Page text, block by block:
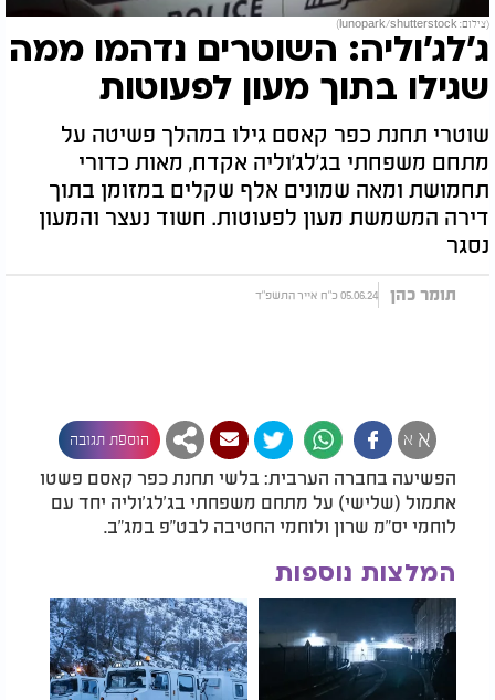
(צילום: lunopark/shutterstock)
ג'לג'וליה: השוטרים נדהמו ממה
שגילו בתוך מעון לפעוטות
שוטרי תחנת כפר קאסם גילו במהלך פשיטה על
מתחם משפחתי בג'לג'וליה אקדח, מאות כדורי
תחמושת ומאה שמונים אלף שקלים במזומן בתוך
דירה המשמשת מעון לפעוטות. חשוד נעצר והמעון
נסגר
תומר כהן 05.06.24 כ"ח אייר התשפ"ד
א א הוספת תגובה
הפשיעה בחברה הערבית: בלשי תחנת כפר קאסם פשטו
אתמול (שלישי) על מתחם משפחתי בג'לג'וליה יחד עם
לוחמי יס"מ שרון ולוחמי החטיבה לבט"פ במג"ב.
המלצות נוספות